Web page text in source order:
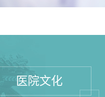
医院文化